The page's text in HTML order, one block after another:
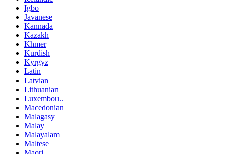
Igbo
Javanese
Kannada
Kazakh
Khmer
Kurdish
Kyrgyz
Latin
Latvian
Lithuanian
Luxembou..
Macedonian
Malagasy
Malay
Malayalam
Maltese